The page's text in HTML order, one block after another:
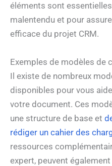
éléments sont
malentendu et pour
efficace du projet CRM.
Exemples de modèles de
Il existe de nombreux
disponibles pour vous
votre document. Ces
une structure de base et
rédiger un cahier des
ressources
expert, peuvent